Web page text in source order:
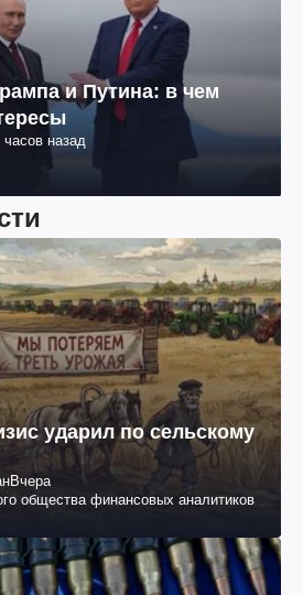
и Путина: в чем
часов назад
ударил по сельскому
Вчера
общества финансовых аналитиков